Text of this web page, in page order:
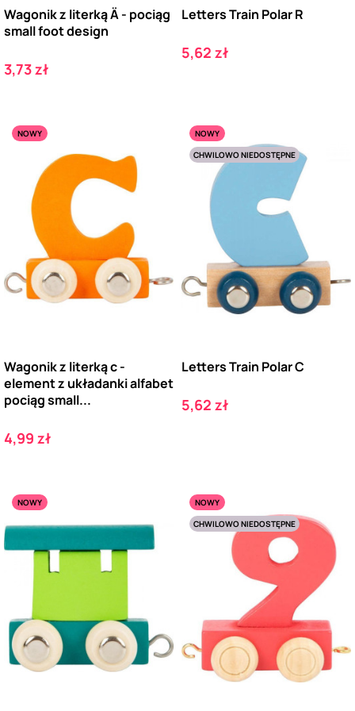
Wagonik z literką Ä - pociąg
small foot design
Cena
3,73 zł
Letters Train Polar R
Cena
5,62 zł
NOWY
Wagonik z literką c -
element z układanki alfabet
pociąg small...
Cena
4,99 zł
NOWY
CHWILOWO NIEDOSTĘPNE
Letters Train Polar C
Cena
5,62 zł
NOWY
NOWY
CHWILOWO NIEDOSTĘPNE